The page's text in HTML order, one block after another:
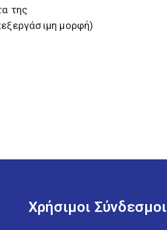
της
μορφή)
Χρήσιμοι Σύνδεσμοι